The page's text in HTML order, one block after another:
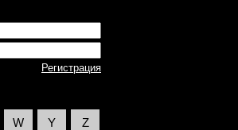
Регистрация
W Y Z